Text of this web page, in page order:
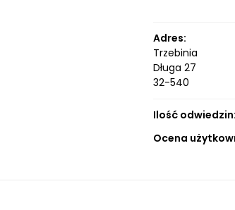
Adres:
Trzebinia
Długa 27
32-540
Ilość odwiedzin:
Ocena